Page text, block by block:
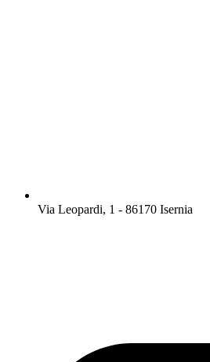
Via Leopardi, 1 - 86170 Isernia